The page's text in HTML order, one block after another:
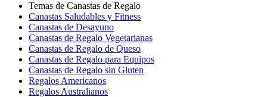
Temas de Canastas de Regalo
Canastas Saludables y Fitness
Canastas de Desayuno
Canastas de Regalo Vegetarianas
Canastas de Regalo de Queso
Canastas de Regalo para Equipos
Canastas de Regalo sin Gluten
Regalos Americanos
Regalos Australianos